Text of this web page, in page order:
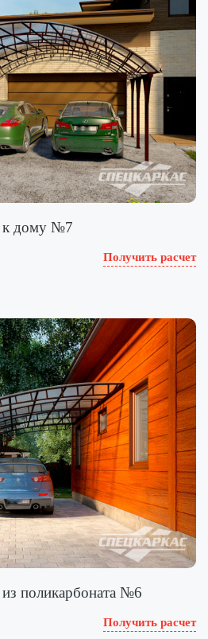
к дому №7
Получить расчет
поликарбоната №6
Получить расчет